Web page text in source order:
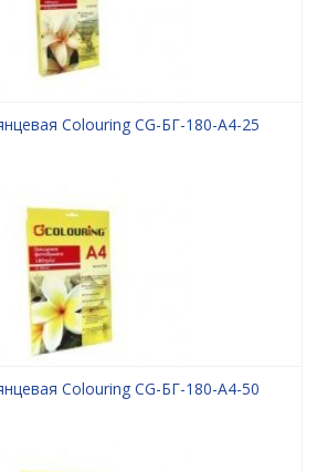
Colouring CG-БГ-180-А4-25
Colouring CG-БГ-180-А4-50